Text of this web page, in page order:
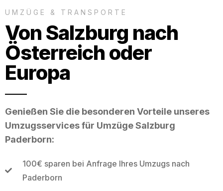
UMZÜGE & TRANSPORTE
Von Salzburg nach
Österreich oder
Europa
Genießen Sie die besonderen Vorteile unseres
Umzugsservices für Umzüge Salzburg
Paderborn:
100€ sparen bei Anfrage Ihres Umzugs nach
Paderborn